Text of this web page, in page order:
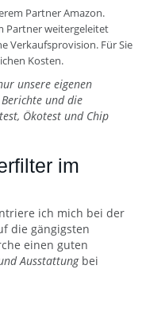
Partner Amazon.
Partner weitergeleitet
Verkaufsprovision. Für Sie
Kosten.
unsere eigenen
und die
Ökotest und Chip
im
ich mich bei der
die gängigsten
einen guten
Ausstattungbei